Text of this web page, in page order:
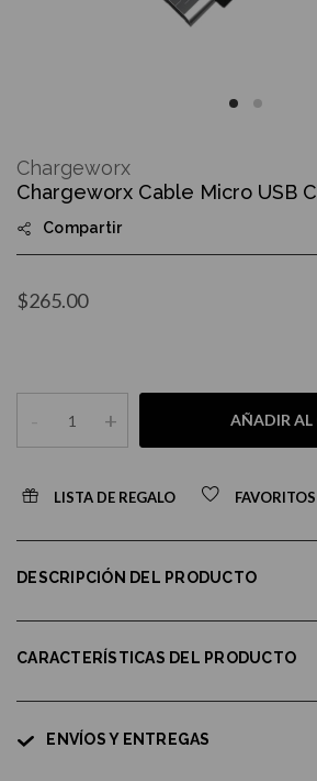
the
beginning
the
images
Chargeworx Cable Micro USB
Compartir
$265.00
- + AÑADIR AL
LISTA DE REGALO FAVORITOS
Chargeworx
DESCRIPCIÓN DEL PRODUCTO
CARACTERÍSTICAS DEL PRODUCTO
ENVÍOS Y ENTREGAS